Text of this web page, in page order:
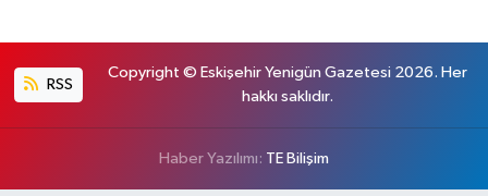
RSS
Copyright © Eskişehir Yenigün Gazetesi 2026. Her
hakkı saklıdır.
Haber Yazılımı: TE Bilişim